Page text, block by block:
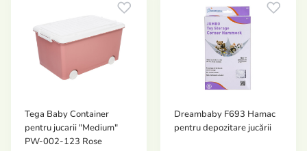
Tega Baby Container
pentru jucarii "Medium"
PW-002-123 Rose
Dreambaby F693 Hamac
pentru depozitare jucării